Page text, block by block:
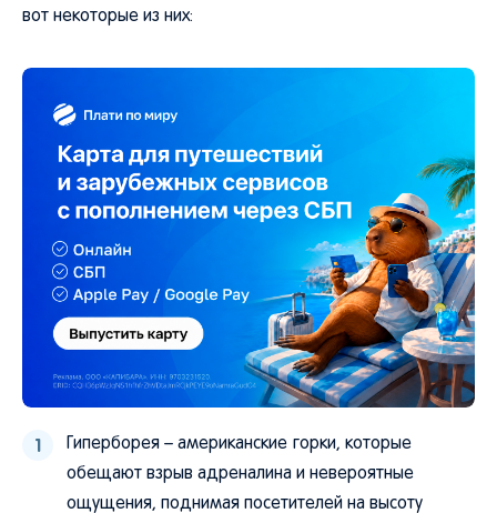
вот некоторые из них:
Гиперборея – американские горки, которые
обещают взрыв адреналина и невероятные
ощущения, поднимая посетителей на высоту